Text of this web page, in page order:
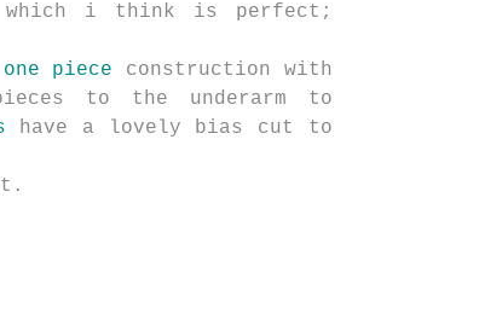
i think is perfect;
one piece construction with
to the underarm to
have a lovely bias cut to